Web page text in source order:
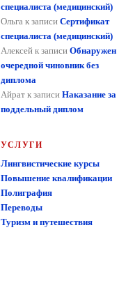
специалиста (медицинский)
Ольга к записи Сертификат
специалиста (медицинский)
Алексей к записи Обнаружен
очередной чиновник без
диплома
Айрат к записи Наказание за
поддельный диплом
УСЛУГИ
Лингвистические курсы
Повышение квалификации
Полиграфия
Переводы
Туризм и путешествия